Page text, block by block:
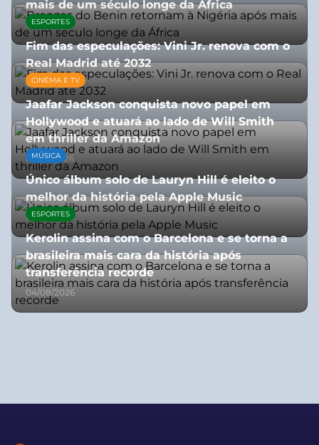
mais de um século longe da África
08/07/2026
ESPORTES
Fim das especulações: Vini Jr. renova com o
Real Madrid até 2032
06/08/2026
CINEMA E TV
Jaafar Jackson conquista novo papel em
Hollywood e atuará ao lado de Will Smith
em thriller da Amazon
06/08/2026
MÚSICA
Único álbum solo de Lauryn Hill é eleito o
melhor da história pela Apple Music
06/08/2026
ESPORTES
Kerolin assina com o Barcelona e se torna a
brasileira mais cara da história após
transferência recorde
04/08/2026